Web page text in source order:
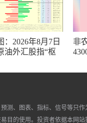
：2026年8月7日
油外汇股指“枢
非
薪”
测、图表、指标、信号等只
目的使用。投资者依据本网